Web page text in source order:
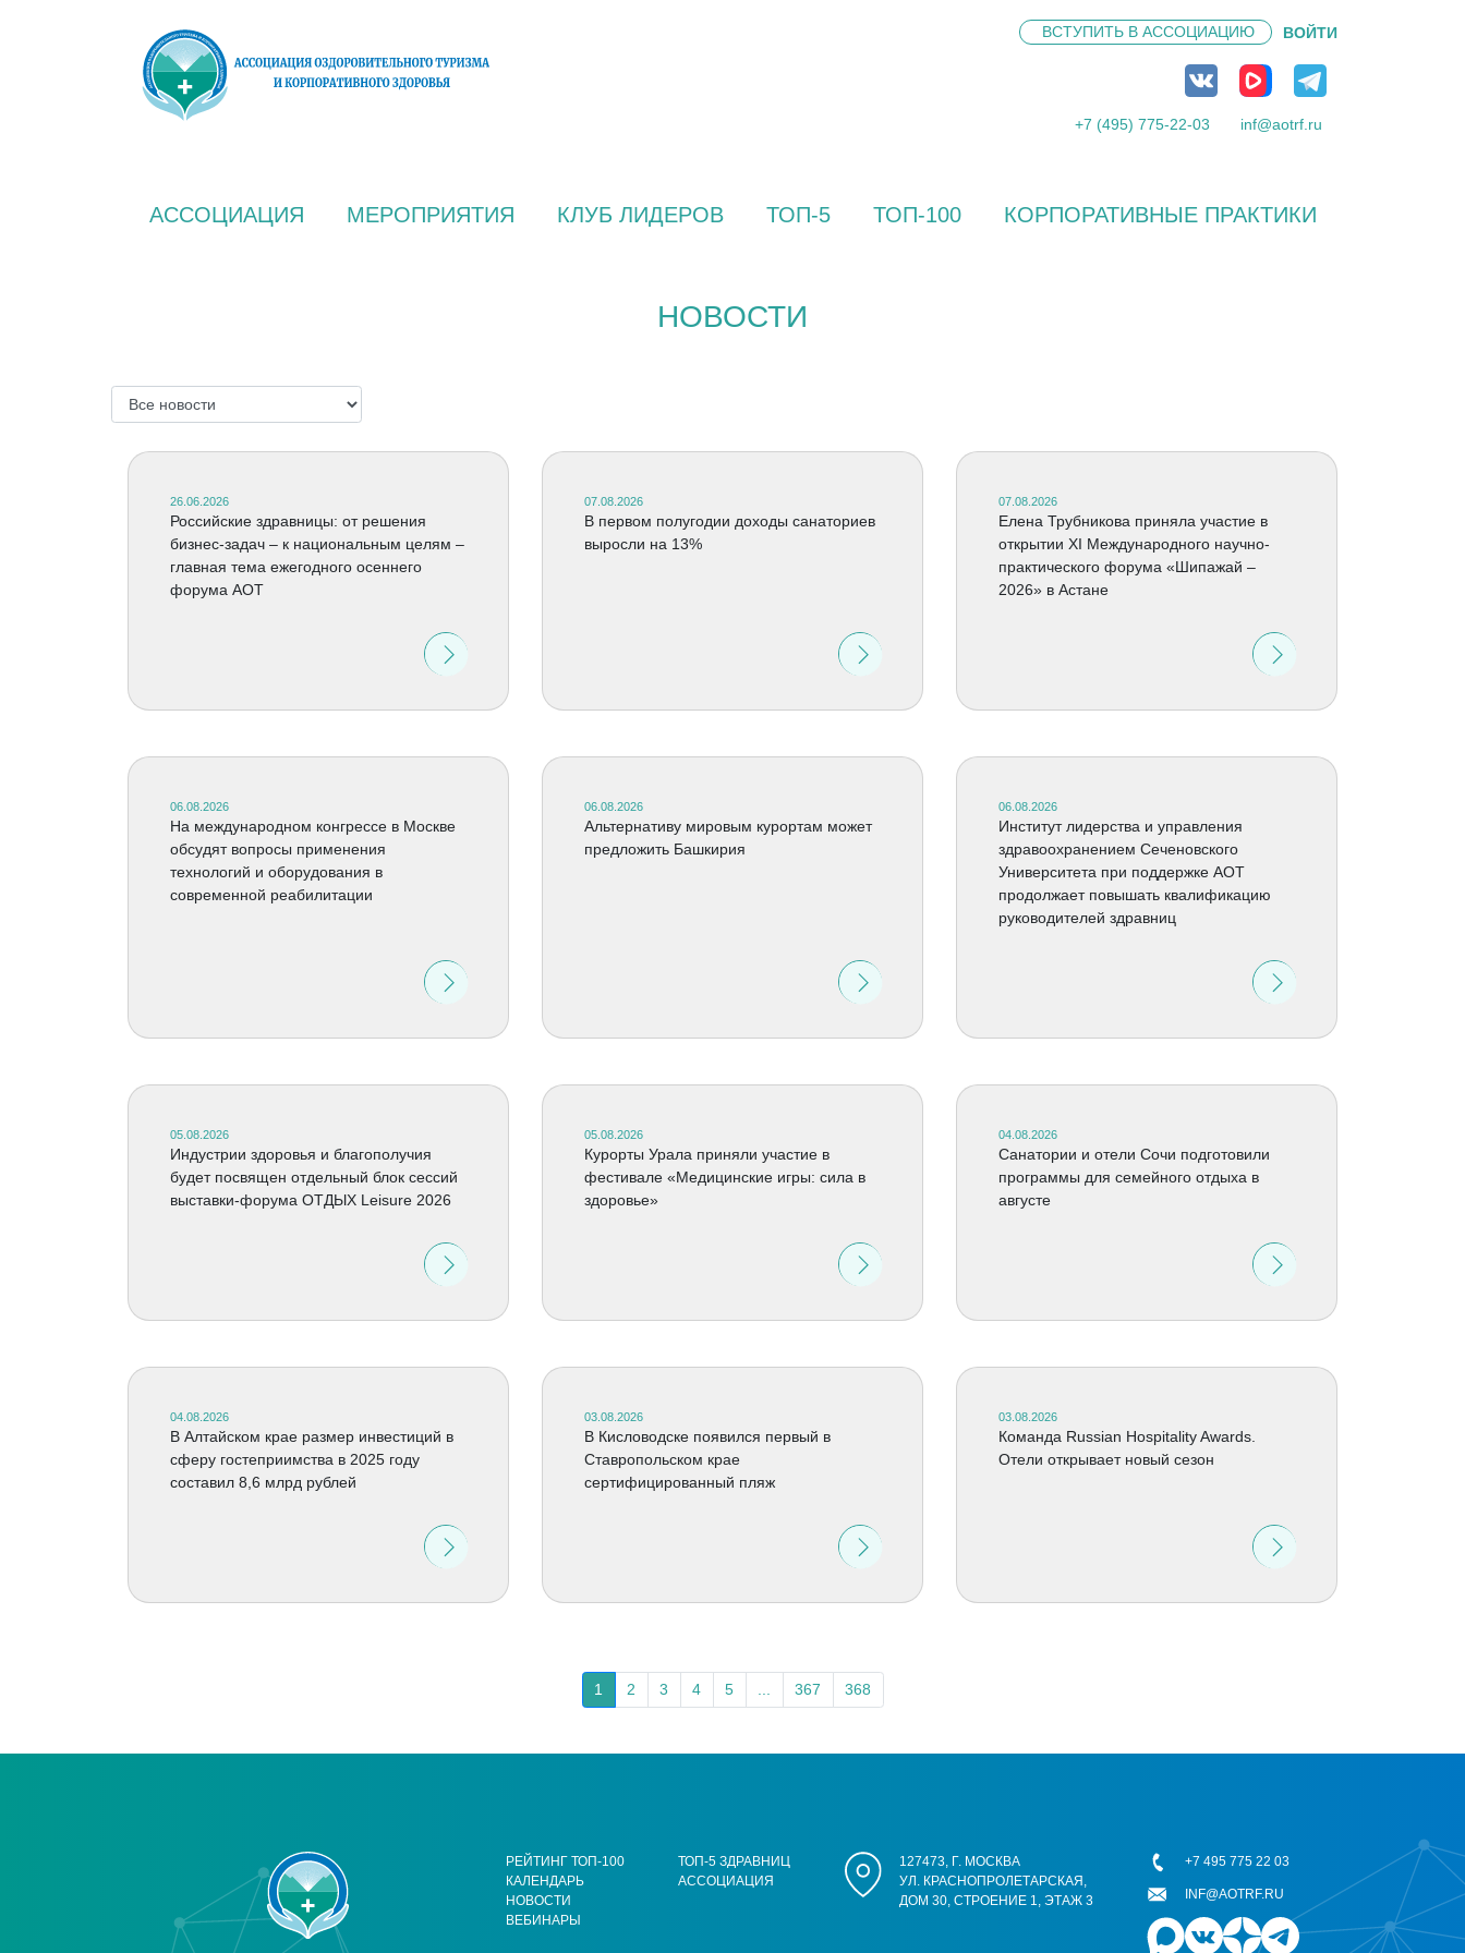
ВСТУПИТЬ В АССОЦИАЦИЮ ВОЙТИ
+7 (495) 775-22-03 inf@aotrf.ru
АССОЦИАЦИЯ МЕРОПРИЯТИЯ КЛУБ ЛИДЕРОВ ТОП-5 ТОП-100 КОРПОРАТИВНЫЕ ПРАКТИКИ
НОВОСТИ
26.06.2026
Российские здравницы: от решения
бизнес-задач – к национальным целям –
главная тема ежегодного осеннего
форума АОТ
07.08.2026
В первом полугодии доходы санаториев
выросли на 13%
07.08.2026
Елена Трубникова приняла участие в
открытии XI Международного научно-
практического форума «Шипажай –
2026» в Астане
06.08.2026
На международном конгрессе в Москве
обсудят вопросы применения
технологий и оборудования в
современной реабилитации
06.08.2026
Альтернативу мировым курортам может
предложить Башкирия
06.08.2026
Институт лидерства и управления
здравоохранением Сеченовского
Университета при поддержке АОТ
продолжает повышать квалификацию
руководителей здравниц
05.08.2026
Индустрии здоровья и благополучия
будет посвящен отдельный блок сессий
выставки-форума ОТДЫХ Leisure 2026
05.08.2026
Курорты Урала приняли участие в
фестивале «Медицинские игры: сила в
здоровье»
04.08.2026
Санатории и отели Сочи подготовили
программы для семейного отдыха в
августе
04.08.2026
В Алтайском крае размер инвестиций в
сферу гостеприимства в 2025 году
составил 8,6 млрд рублей
03.08.2026
В Кисловодске появился первый в
Ставропольском крае
сертифицированный пляж
03.08.2026
Команда Russian Hospitality Awards.
Отели открывает новый сезон
1 2 3 4 5 367 368
РЕЙТИНГ ТОП-100
КАЛЕНДАРЬ
НОВОСТИ
ВЕБИНАРЫ
ТОП-5 ЗДРАВНИЦ
АССОЦИАЦИЯ
127473, Г. МОСКВА
УЛ. КРАСНОПРОЛЕТАРСКАЯ,
ДОМ 30, СТРОЕНИЕ 1, ЭТАЖ 3
+7 495 775 22 03
INF@AOTRF.RU